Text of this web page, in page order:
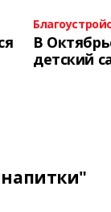
В
детский